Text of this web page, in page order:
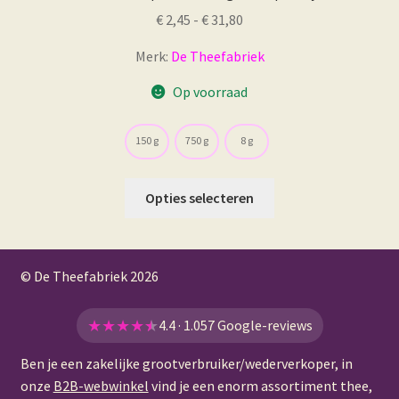
€ 2,45 - € 31,80
tot
€ 31,80
Merk: De Theefabriek
Op voorraad
150 g 750 g 8 g
Opties selecteren
meerdere
optie
kan
gekozen
worden
© De Theefabriek 2026
★★★★★4.4 · 1.057 Google-reviews
Ben je een zakelijke grootverbruiker/wederverkoper, in
onze B2B-webwinkel vind je een enorm assortiment thee,